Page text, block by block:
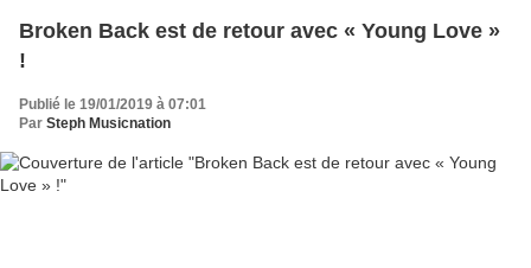
Broken Back est de retour avec « Young Love »
!
Publié le 19/01/2019 à 07:01
Par Steph Musicnation